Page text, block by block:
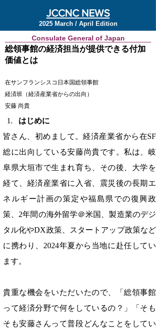
JCCNC NEWS
2025 March / April Edition
Consulate General of Japan
総領事館の経済担当が提供できる付加
価値とは
在サンフランシスコ日本国総領事館
経済班（経済産業省からの出向）
安藤 尚貴
はじめに
皆さん、初めまして。経済産業省から在SF
総に出向している安藤尚貴です。私は、岐
阜県大垣市で生まれ育ち、その後、大学を
経て、経済産業省に入省、震災後の長期エ
ネルギー計画の策定や福島県での復興政
策、2年間の海外留学＠米国、製造業のデジ
タル化やDX政策、スタートアップ政策など
に携わり、2024年夏から当地に赴任してい
ます。
貴重な機会をいただいたので、「総領事館
って経済分野で何をしているの？」「そも
そも安藤さんって普段どんなことをしてい